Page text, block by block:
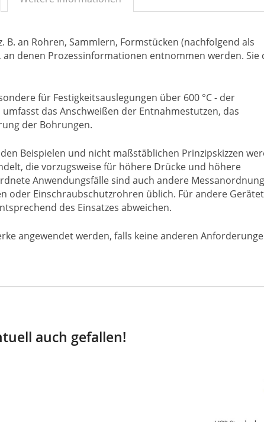
an Rohren, Sammlern, Formstücken (nachfolgend als
denen Prozessinformationen entnommen werden. Sie
für Festigkeitsauslegungen über 600 °C - der
das Anschweißen der Entnahmestutzen, das
der Bohrungen.
Beispielen und nicht maßstäblichen Prinzipskizzen
die vorzugsweise für höhere Drücke und höhere
Anwendungsfälle sind auch andere
oder Einschraubschutzrohren üblich. Für andere
des Einsatzes abweichen.
angewendet werden, falls keine anderen
auch gefallen!